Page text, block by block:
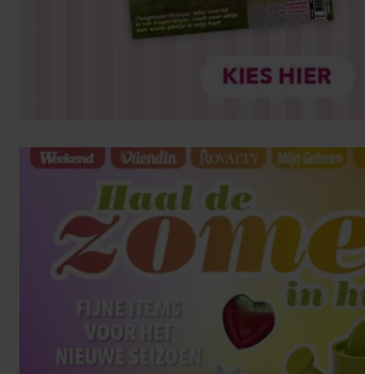
informatie over uw gebruik van onze
partners voor social media, adverteren
partners kunnen deze gegevens
gaat akkoord met onze cookies als u
gebruiken.